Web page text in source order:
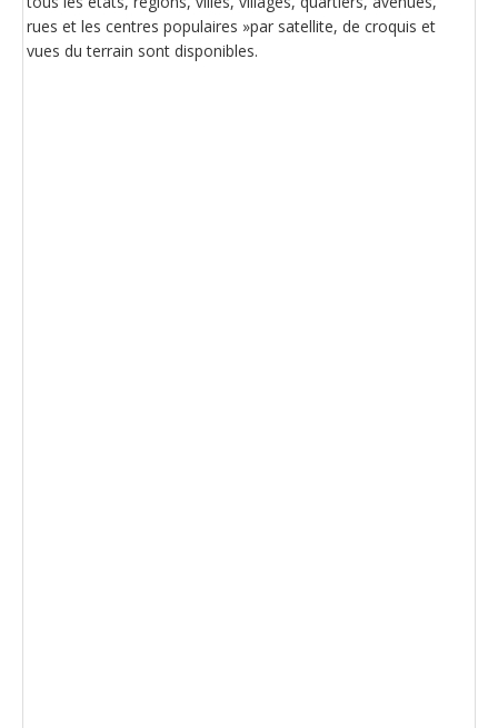
rues et les centres populaires »par satellite, de croquis et
vues du terrain sont disponibles.